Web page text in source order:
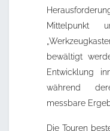
Mittelpunkt
bewältigt
Entwicklung
während
messbare
Die Touren